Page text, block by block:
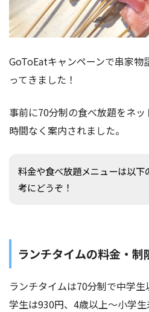
GoToEatキャンペーンで串家
ってきました！
事前に70分制の食べ放題をネ
時間なく案内されました。
料金や食べ放題メニューは以下
考にどうぞ！
ランチタイムの料金・制
ランチタイムは70分制で中学
学生は930円、4歳以上〜小学